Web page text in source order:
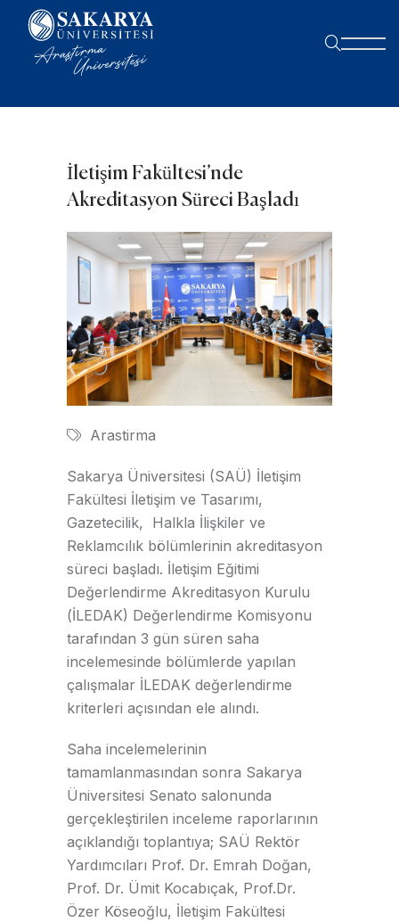
İletişim Fakültesi’nde
Akreditasyon Süreci Başladı
Arastirma
Sakarya Üniversitesi (SAÜ) İletişim
Fakültesi İletişim ve Tasarımı,
Gazetecilik, Halkla İlişkiler ve
Reklamcılık bölümlerinin akreditasyon
süreci başladı. İletişim Eğitimi
Değerlendirme Akreditasyon Kurulu
(İLEDAK) Değerlendirme Komisyonu
tarafından 3 gün süren saha
incelemesinde bölümlerde yapılan
çalışmalar İLEDAK değerlendirme
kriterleri açısından ele alındı.
Saha incelemelerinin
tamamlanmasından sonra Sakarya
Üniversitesi Senato salonunda
gerçekleştirilen inceleme raporlarının
açıklandığı toplantıya; SAÜ Rektör
Yardımcıları Prof. Dr. Emrah Doğan,
Prof. Dr. Ümit Kocabıçak, Prof.Dr.
Özer Köseoğlu, İletişim Fakültesi